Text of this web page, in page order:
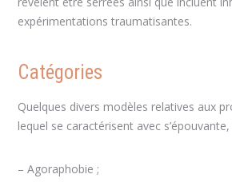
expérimentations traumatisantes.
Catégories
Quelques divers modèles relatives aux
lequel se caractérisent avec
– Agoraphobie ;